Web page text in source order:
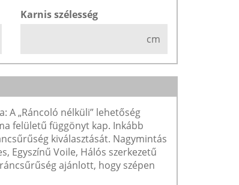
Karnis szélesség
cm
A „Ráncoló nélküli” lehetőség
felületű függönyt kap. Inkább
kiválasztását. Nagymintás
Egyszínű Voile, Hálós szerkezetű
ajánlott, hogy szépen